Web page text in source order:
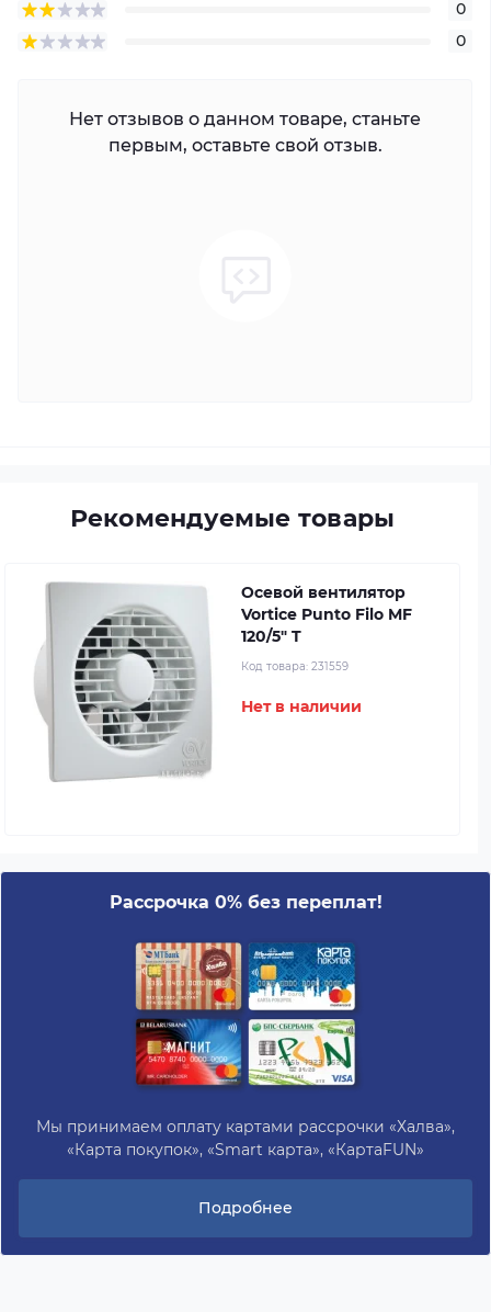
0
0
Нет отзывов о данном товаре, станьте
первым, оставьте свой отзыв.
Рекомендуемые товары
Осевой вентилятор
Vortice Punto Filo MF
120/5" T
Код товара: 231559
Нет в наличии
Рассрочка 0% без переплат!
Мы принимаем оплату картами рассрочки «Халва»,
«Карта покупок», «Smart карта», «КартаFUN»
Подробнее